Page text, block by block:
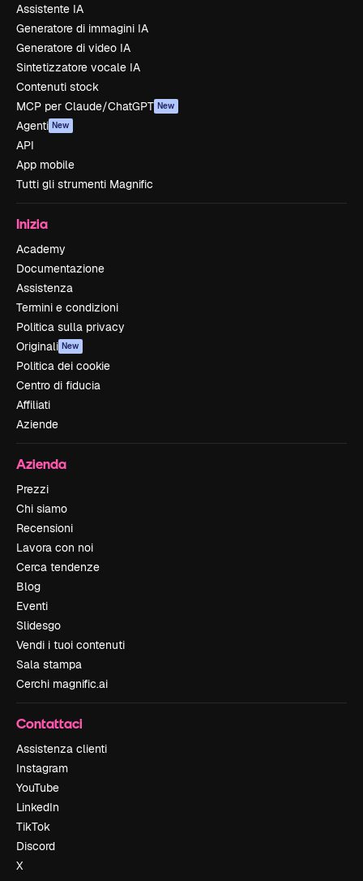
Assistente IA
Generatore di immagini IA
Generatore di video IA
Sintetizzatore vocale IA
Contenuti stock
MCP per Claude/ChatGPT New
Agenti New
API
App mobile
Tutti gli strumenti Magnific
Inizia
Academy
Documentazione
Assistenza
Termini e condizioni
Politica sulla privacy
Originali New
Politica dei cookie
Centro di fiducia
Affiliati
Aziende
Azienda
Prezzi
Chi siamo
Recensioni
Lavora con noi
Cerca tendenze
Blog
Eventi
Slidesgo
Vendi i tuoi contenuti
Sala stampa
Cerchi magnific.ai
Contattaci
Assistenza clienti
Instagram
YouTube
LinkedIn
TikTok
Discord
X